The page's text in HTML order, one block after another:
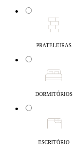
PRATELEIRAS
DORMITÓRIOS
ESCRITÓRIO